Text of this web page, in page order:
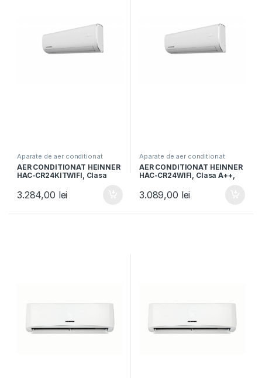
Aparate de aer conditionat
AER CONDITIONAT HEINNER
HAC-CR24KITWIFI, Clasa
WIFI, Kit instalare inclus,
Functie Follow me, Alb
3.284,00 lei
Aparate de aer conditionat
AER CONDITIONAT HEINNER
HAC-CR24WIFI, Clasa A++,
Control Wi-Fi, Functie
incalzire, Follow me, Functie
3.089,00 lei